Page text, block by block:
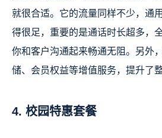
就很合适。它的流量同样不少，通
得很足，重要的是通话时长超多，
你和客户沟通起来畅通无阻。另外
储、会员权益等增值服务，提升了
4. 校园特惠套餐